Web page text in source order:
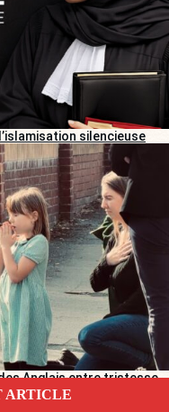
silencieuse
des Anglais entre tristesse
ARTICLE